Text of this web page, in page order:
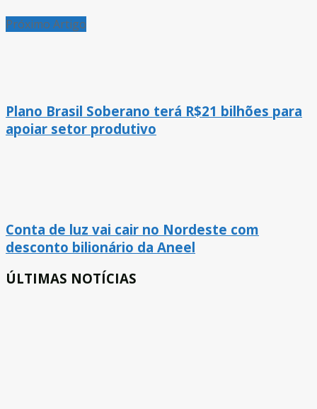
Próximo Artigo
Plano Brasil Soberano terá R$21 bilhões para
apoiar setor produtivo
Conta de luz vai cair no Nordeste com
desconto bilionário da Aneel
ÚLTIMAS NOTÍCIAS